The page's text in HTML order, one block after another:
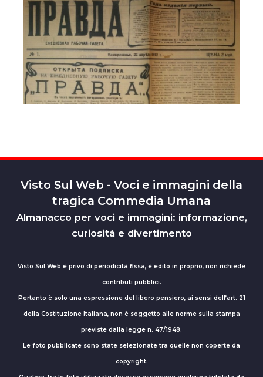
Visto Sul Web - Voci e immagini della
tragica Commedia Umana
Almanacco per voci e immagini: informazione,
curiosità e divertimento
Visto Sul Web è privo di periodicità fissa, è edito in proprio, non richiede
contributi pubblici.
Pertanto è solo una espressione del libero pensiero, ai sensi dell’art. 21
della Costituzione Italiana, non è soggetto alle norme sulla stampa
previste dalla legge n. 47/1948.
Le foto pubblicate sono state selezionate tra quelle non coperte da
copyright.